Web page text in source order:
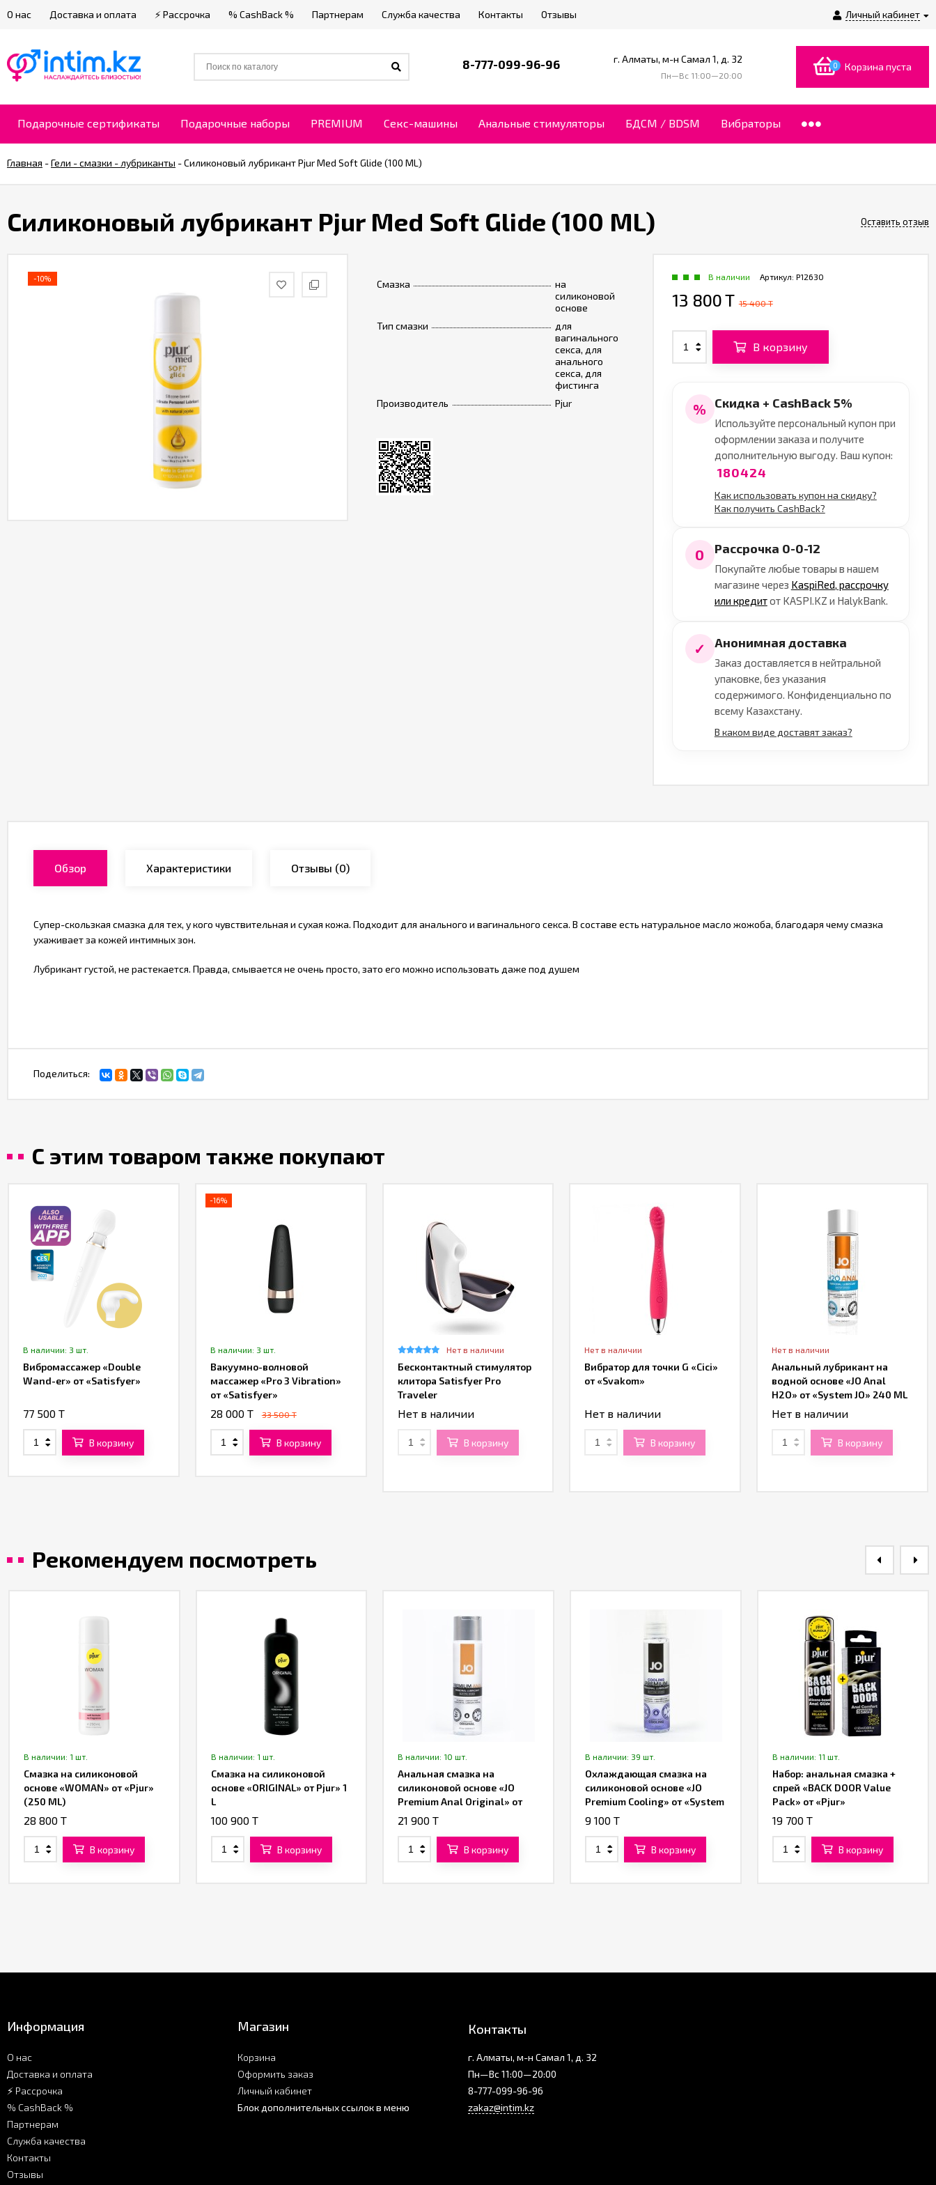
Личный кабинет
О нас Доставка и оплата ⚡ Рассрочка % CashBack % Партнерам Служба качества Контакты Отзывы
8-777-099-96-96 г. Алматы, м-н Самал 1, д. 32
Пн—Вс 11:00—20:00
0 Корзина пуста
Подарочные сертификаты Подарочные наборы PREMIUM Секс-машины Анальные стимуляторы БДСМ / BDSM Вибраторы
Главная -Гели - смазки - лубриканты -Силиконовый лубрикант Pjur Med Soft Glide (100 ML)
Силиконовый лубрикант Pjur Med Soft Glide (100 ML) Оставить отзыв
-10% Смазка
на
силиконовой
основе
Тип смазки
для
вагинального
секса, для
анального
секса, для
фистинга
Производитель
Pjur
Артикул: P12630
В наличии
13 800 T 15 400 T
В корзину
% Скидка + CashBack 5%
Используйте персональный купон при
оформлении заказа и получите
дополнительную выгоду. Ваш купон:
180424
Как использовать купон на скидку?
Как получить CashBack?
0 Рассрочка 0-0-12
Покупайте любые товары в нашем
магазине через KaspiRed, рассрочку
или кредитот KASPI.KZ и HalykBank.
✓ Анонимная доставка
Заказ доставляется в нейтральной
упаковке, без указания
содержимого. Конфиденциально по
всему Казахстану.
В каком виде доставят заказ?
Обзор Характеристики Отзывы (0)
Супер-скользкая смазка для тех, у кого чувствительная и сухая кожа. Подходит для анального и вагинального секса. В составе есть натуральное масло жожоба, благодаря чему смазка
ухаживает за кожей интимных зон.
Лубрикант густой, не растекается. Правда, смывается не очень просто, зато его можно использовать даже под душем
Поделиться:
С этим товаром также покупают
В наличии: 3 шт.
Вибромассажер «Double
Wand-er» от «Satisfyer»
77 500 T
В корзину
-16%
В наличии: 3 шт.
Вакуумно-волновой
массажер «Pro 3 Vibration»
от «Satisfyer»
28 000 T 33 500 T
В корзину
Нет в наличии
Бесконтактный стимулятор
клитора Satisfyer Pro
Traveler
Нет в наличии
В корзину
Нет в наличии
Вибратор для точки G «Cici»
от «Svakom»
Нет в наличии
В корзину
Нет в наличии
Анальный лубрикант на
водной основе «JO Anal
H2O» от «System JO» 240 ML
Нет в наличии
В корзину
Рекомендуем посмотреть
В наличии: 1 шт.
Смазка на силиконовой
основе «WOMAN» от «Pjur»
(250 ML)
28 800 T
В корзину
В наличии: 1 шт.
Смазка на силиконовой
основе «ORIGINAL» от Pjur» 1
L
100 900 T
В корзину
В наличии: 10 шт.
Анальная смазка на
силиконовой основе «JO
Premium Anal Original» от
«System JO» 120 ML
21 900 T
В корзину
В наличии: 39 шт.
Охлаждающая смазка на
силиконовой основе «JO
Premium Cooling» от «System
JO» 30 ML
9 100 T
В корзину
В наличии: 11 шт.
Набор: анальная смазка +
спрей «BACK DOOR Value
Pack» от «Pjur»
19 700 T
В корзину
Информация
О нас
Доставка и оплата
⚡ Рассрочка
% CashBack %
Партнерам
Служба качества
Контакты
Отзывы
Магазин
Корзина
Оформить заказ
Личный кабинет
Блок дополнительных ссылок в меню
Контакты
г. Алматы, м-н Самал 1, д. 32
Пн—Вс 11:00—20:00
8-777-099-96-96
zakaz@intim.kz